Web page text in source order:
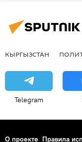
КЫРГЫЗСТАН
Telegram
О проекте Правила